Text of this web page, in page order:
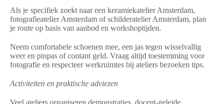
Als je specifiek zoekt naar een keramiekatelier Amsterdam,
fotografieatelier Amsterdam of schilderatelier Amsterdam, plan
je route op basis van aanbod en workshoptijden.
Neem comfortabele schoenen mee, een jas tegen wisselvallig
weer en pinpas of contant geld. Vraag altijd toestemming voor
fotografie en respecteer werkruimtes bij ateliers bezoeken tips.
Activiteiten en praktische adviezen